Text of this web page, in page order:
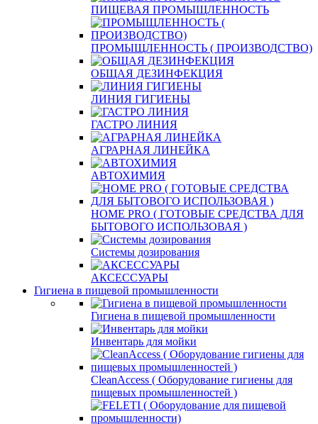
ПИЩЕВАЯ ПРОМЫЩЛЕННОСТЬ
ПРОМЫЩЛЕННОСТЬ ( ПРОИЗВОДСТВО)
ОБЩАЯ ДЕЗИНФЕКЦИЯ
ЛИНИЯ ГИГИЕНЫ
ГАСТРО ЛИНИЯ
АГРАРНАЯ ЛИНЕЙКА
АВТОХИМИЯ
HOME PRO ( ГОТОВЫЕ СРЕДСТВА ДЛЯ
БЫТОВОГО ИСПОЛЬЗОВАЯ )
Системы дозирования
АКСЕССУАРЫ
Гигиена в пищевой промышленности
Гигиена в пищевой промышленности
Инвентарь для мойки
СleanAccess ( Оборудование гигиены для
пищевых промышленностей )